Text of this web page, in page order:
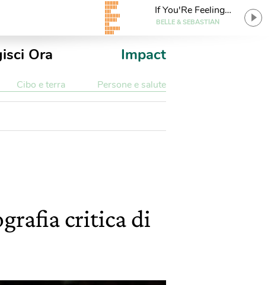
If You'Re Feeling
Sinister
BELLE & SEBASTIAN
Ora Impact
Cibo e terra Persone e salute
critica di